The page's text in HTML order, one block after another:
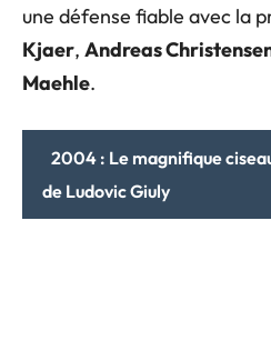
une défense fiable avec la
Kjaer, Andreas
Maehle.
2004 : Le magnifique
de Ludovic Giuly